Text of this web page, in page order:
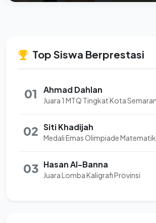
Top Siswa Berprestasi
01 Ahmad Dahlan
Juara 1 MTQ Tingkat Kota
02 Siti Khadijah
Medali Emas Olimpiade
03 Hasan Al-Banna
Juara Lomba Kaligrafi Provinsi